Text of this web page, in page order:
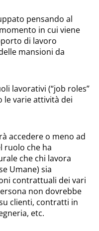
pensando al
in cui viene
di lavoro
mansioni da
lavorativi (“job roles”
le varie attività dei
accedere o meno ad
ruolo che ha
che chi lavora
Umane) sia
contrattuali dei vari
non dovrebbe
clienti, contratti in
etc.